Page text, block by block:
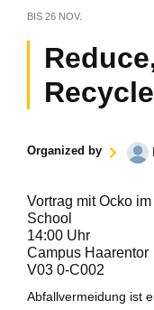
BIS 26 NOV.
Organized by
Vortrag mit Ocko
School
14:00 Uhr
Campus Haarentor
V03 0-C002
Abfallvermeidung ist